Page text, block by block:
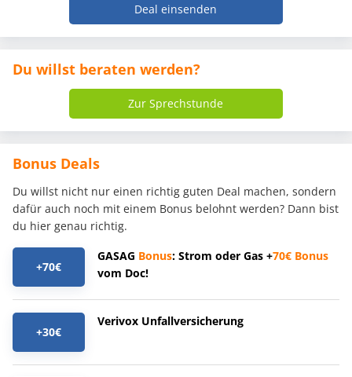
Deal einsenden
Du willst beraten werden?
Zur Sprechstunde
Bonus Deals
Du willst nicht nur einen richtig guten Deal machen, sondern
dafür auch noch mit einem Bonus belohnt werden? Dann bist
du hier genau richtig.
+70€
GASAG Bonus: Strom oder Gas +70€ Bonus
vom Doc!
+30€
Verivox Unfallversicherung